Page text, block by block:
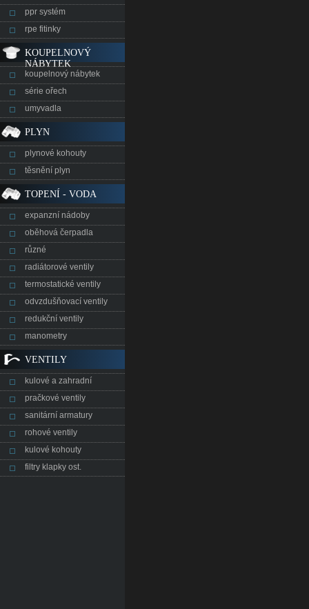
ppr systém
rpe fitinky
KOUPELNOVÝ
NÁBYTEK
koupelnový nábytek
série ořech
umyvadla
PLYN
plynové kohouty
těsnění plyn
TOPENÍ - VODA
expanzní nádoby
oběhová čerpadla
různé
radiátorové ventily
termostatické ventily
odvzdušňovací ventily
redukční ventily
manometry
VENTILY
kulové a zahradní
pračkové ventily
sanitární armatury
rohové ventily
kulové kohouty
filtry klapky ost.